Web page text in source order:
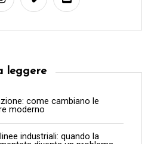
leggere
come cambiano le
moderno
industriali: quando la